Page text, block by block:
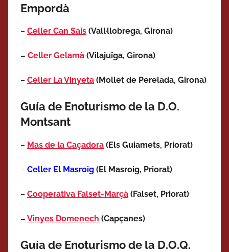
Empordà
– Celler Can Sais (Vall·llobrega, Girona)
– Celler Gelamà (Vilajuïga, Girona)
– Celler La Vinyeta (Mollet de Perelada, Girona)
Guía de Enoturismo de la D.O.
Montsant
– Mas de la Caçadora (Els Guiamets, Priorat)
– Celler El Masroig (El Masroig, Priorat)
– Cooperativa Falset-Marçà (Falset, Priorat)
– Vinyes Domenech (Capçanes)
Guía de Enoturismo de la D.O.Q.